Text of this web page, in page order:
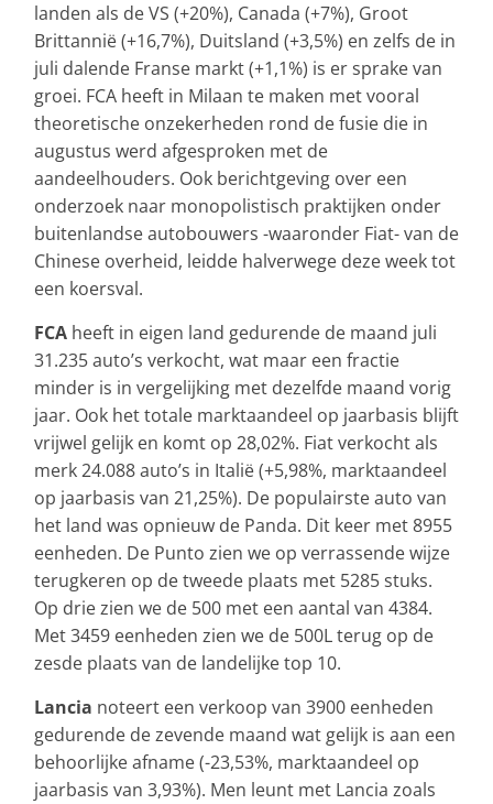
landen als de VS (+20%), Canada (+7%), Groot
Brittannië (+16,7%), Duitsland (+3,5%) en zelfs de in
juli dalende Franse markt (+1,1%) is er sprake van
groei. FCA heeft in Milaan te maken met vooral
theoretische onzekerheden rond de fusie die in
augustus werd afgesproken met de
aandeelhouders. Ook berichtgeving over een
onderzoek naar monopolistisch praktijken onder
buitenlandse autobouwers -waaronder Fiat- van de
Chinese overheid, leidde halverwege deze week tot
een koersval.
FCA heeft in eigen land gedurende de maand juli
31.235 auto’s verkocht, wat maar een fractie
minder is in vergelijking met dezelfde maand vorig
jaar. Ook het totale marktaandeel op jaarbasis blijft
vrijwel gelijk en komt op 28,02%. Fiat verkocht als
merk 24.088 auto’s in Italië (+5,98%, marktaandeel
op jaarbasis van 21,25%). De populairste auto van
het land was opnieuw de Panda. Dit keer met 8955
eenheden. De Punto zien we op verrassende wijze
terugkeren op de tweede plaats met 5285 stuks.
Op drie zien we de 500 met een aantal van 4384.
Met 3459 eenheden zien we de 500L terug op de
zesde plaats van de landelijke top 10.
Lancia noteert een verkoop van 3900 eenheden
gedurende de zevende maand wat gelijk is aan een
behoorlijke afname (-23,53%, marktaandeel op
jaarbasis van 3,93%). Men leunt met Lancia zoals